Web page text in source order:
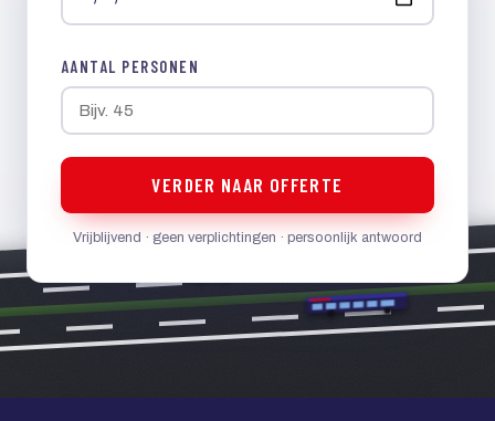
AANTAL PERSONEN
VERDER NAAR OFFERTE
Vrijblijvend · geen verplichtingen · persoonlijk antwoord